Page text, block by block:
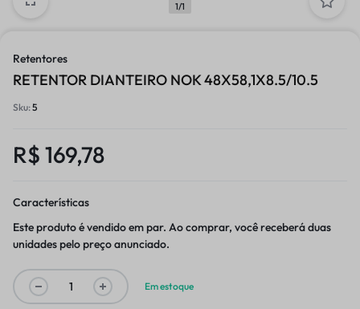
1/1
Retentores
RETENTOR DIANTEIRO NOK 48X58,1X8.5/10.5
Sku:5
R$ 169,78
Características
Este produto é vendido em par. Ao comprar, você receberá duas
unidades pelo preço anunciado.
Em estoque